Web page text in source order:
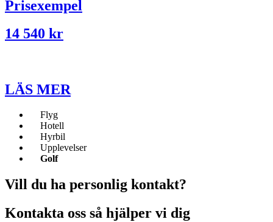
Prisexempel
14 540 kr
LÄS MER
Flyg
Hotell
Hyrbil
Upplevelser
Golf
Vill du ha personlig kontakt?
Kontakta oss så hjälper vi dig